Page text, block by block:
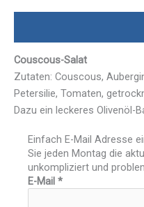
Couscous-Salat
Zutaten: Couscous,
Petersilie, Tomaten,
Dazu ein leckeres Olivenöl-
Einfach E-Mail Adresse
Sie jeden Montag die
unkompliziert und
E-Mail *